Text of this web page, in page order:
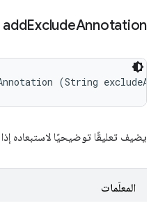
addExcludeAnnotation
(String
يضيف تعليقًا توضيحيًا لاستبعاده
المعلَمات